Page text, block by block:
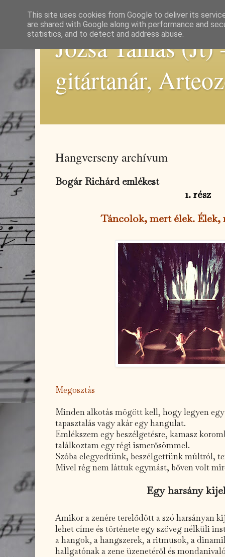
Józsa Tamás (Jt)
gitártanár,
Hangverseny archívum
Bogár Richárd emlékest
1. rész
Táncolok, mert élek.
Megosztás
Minden alkotás mögött kell, hogy legyen
tapasztalás vagy akár egy hangulat.
Emlékszem egy beszélgetésre, kamasz
találkoztam egy régi ismerősömmel.
Szóba elegyedtünk, beszélgettünk múltról,
Mivel rég nem láttuk egymást, bőven volt
Egy harsány
Amikor a zenére terelődött a szó harsányan
lehet címe és története egy szöveg nélküli
a hangok, a hangszerek, a ritmusok, a
hallgatónak a zene üzenetéről és
This site uses cookies from Google to deliver its
are shared with Google along with performance and
statistics, and to detect and address abuse.